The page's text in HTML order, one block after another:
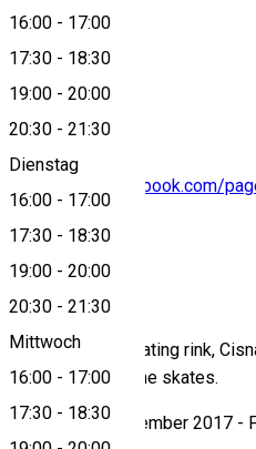
16:00 - 17:00
17:30 - 18:30
19:00 - 20:00
20:30 - 21:30
Dienstag
16:00 - 17:00
17:30 - 18:30
19:00 - 20:00
20:30 - 21:30
Mittwoch
16:00 - 17:00
17:30 - 18:30
View on map
https://www.facebook.com/
About
Magura Park's skating rink,
sport for fun on the skates.
Seasonality: December 2017 -